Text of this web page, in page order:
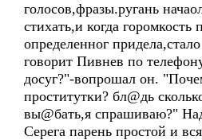
голосов,фразы.ругань
стихать,и когда горомкость
определенног
говорит Пивнев по
досуг?"-вопрошал он.
проститутки? бл@дь
вы@бать,я спрашиваю?"
Серега парень простой и